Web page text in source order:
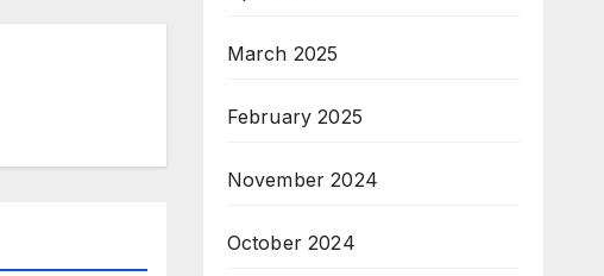
March 2025
February 2025
November 2024
October 2024